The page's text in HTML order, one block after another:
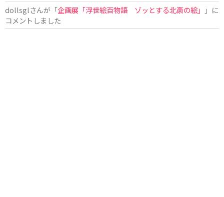
dollsglさんが「企画展「浮世絵百物語 ゾッとする北斎の絵」
」に
コメントしました